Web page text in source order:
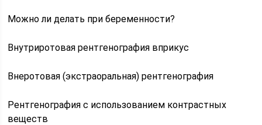
Можно ли делать при беременности?
Внутриротовая рентгенография вприкус
Внеротовая (экстраоральная) рентгенография
Рентгенография с использованием контрастных
веществ